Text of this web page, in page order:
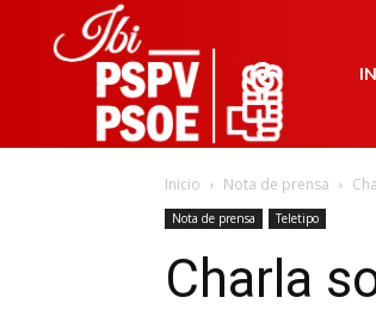
Inicio Nota de prensa
Nota de prensa Teletipo
Charla